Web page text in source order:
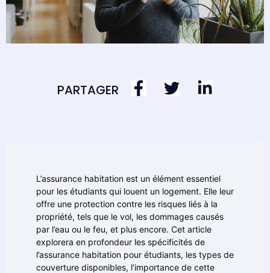
PARTAGER
L’assurance habitation est un élément essentiel
pour les étudiants qui louent un logement. Elle leur
offre une protection contre les risques liés à la
propriété, tels que le vol, les dommages causés
par l’eau ou le feu, et plus encore. Cet article
explorera en profondeur les spécificités de
l’assurance habitation pour étudiants, les types de
couverture disponibles, l’importance de cette